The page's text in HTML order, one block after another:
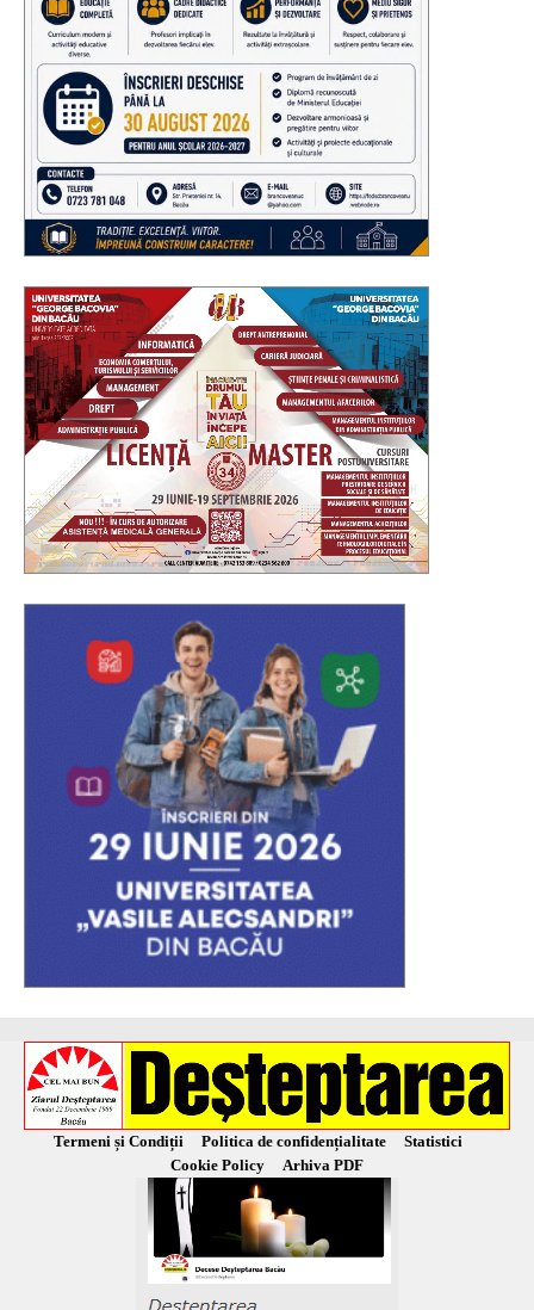
Termeni și Condiții Politica de confidențialitate
Statistici
Cookie Policy
Arhiva PDF